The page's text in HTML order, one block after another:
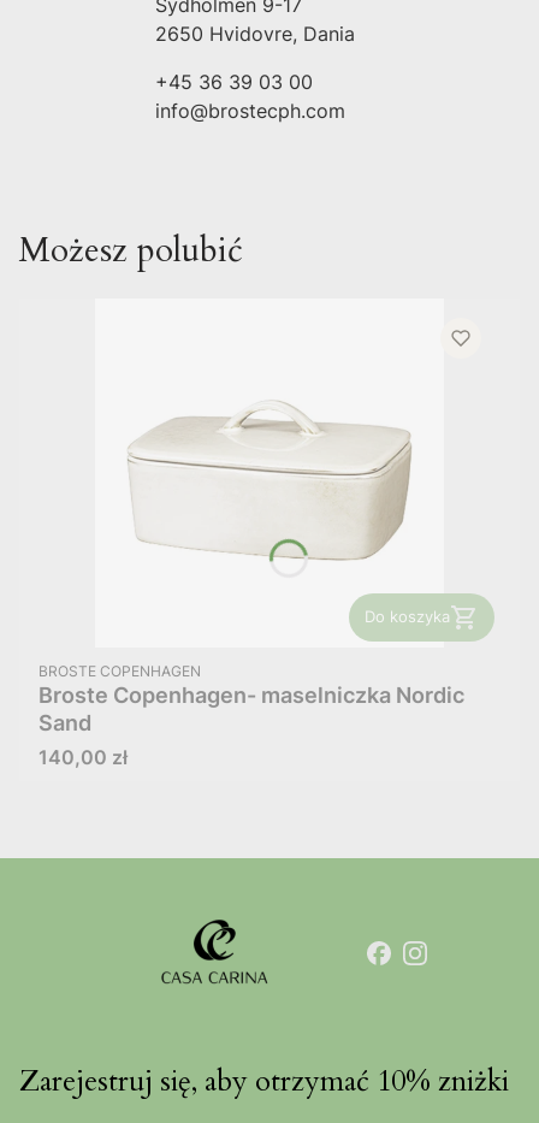
2650 Hvidovre, Dania
+45 36 39 03 00
info@brostecph.com
Możesz polubić
Do koszyka
PRODUCENT
BROSTE COPENHAGEN
Broste Copenhagen- maselniczka Nordic
Sand
Cena
140,00 zł
Zarejestruj się, aby otrzymać 10% zniżki